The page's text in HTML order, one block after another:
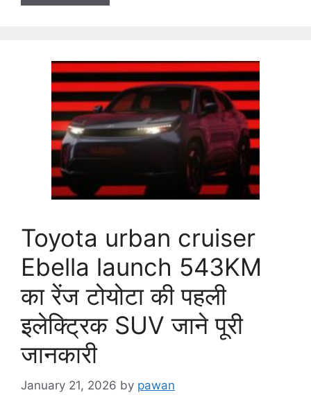
Toyota urban cruiser
Ebella launch 543KM
का रेंज टोयोटा की पहली
इलेक्ट्रिक SUV जाने पूरी
जानकारी
January 21, 2026 by pawan